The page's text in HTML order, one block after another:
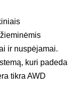
ir nuspėjamai.
kuri padeda
tikra AWD